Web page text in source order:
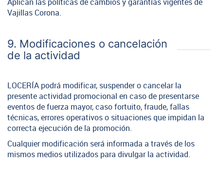
Aplican las políticas de cambios y garantías vigentes de
Vajillas Corona.
9. Modificaciones o cancelación
de la actividad
LOCERÍA podrá modificar, suspender o cancelar la
presente actividad promocional en caso de presentarse
eventos de fuerza mayor, caso fortuito, fraude, fallas
técnicas, errores operativos o situaciones que impidan la
correcta ejecución de la promoción.
Cualquier modificación será informada a través de los
mismos medios utilizados para divulgar la actividad.